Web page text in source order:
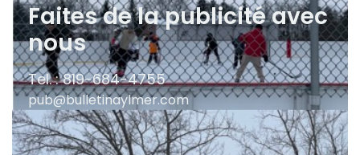
Faites de la publicité avec
nous
Tel. : 819-684-4755
pub@bulletinaylmer.com